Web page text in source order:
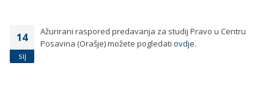
14
sij
Ažurirani raspored predavanja za studij Pravo u Centru
Posavina (Orašje) možete pogledati ovdje.